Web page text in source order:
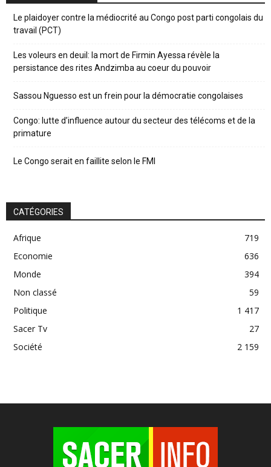
Le plaidoyer contre la médiocrité au Congo post parti congolais du
travail (PCT)
Les voleurs en deuil: la mort de Firmin Ayessa révèle la
persistance des rites Andzimba au coeur du pouvoir
Sassou Nguesso est un frein pour la démocratie congolaises
Congo: lutte d’influence autour du secteur des télécoms et de la
primature
Le Congo serait en faillite selon le FMI
CATÉGORIES
Afrique
719
Economie
636
Monde
394
Non classé
59
Politique
1 417
Sacer Tv
27
Société
2 159